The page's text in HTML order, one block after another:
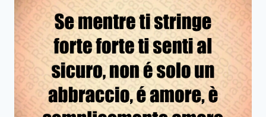
FAI
CHE
MI
RENDONO
PAZZAMENTE
INNAMORATO
DI
TE